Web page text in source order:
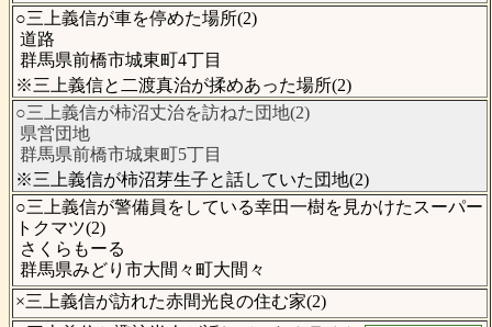
○三上義信が車を停めた場所(2)
道路
群馬県前橋市城東町4丁目
※三上義信と二渡真治が揉めあった場所(2)
○三上義信が柿沼丈治を訪ねた団地(2)
県営団地
群馬県前橋市城東町5丁目
※三上義信が柿沼芽生子と話していた団地(2)
○三上義信が警備員をしている幸田一樹を見かけたスーパー
トクマツ(2)
さくらもーる
群馬県みどり市大間々町大間々
×三上義信が訪れた赤間光良の住む家(2)